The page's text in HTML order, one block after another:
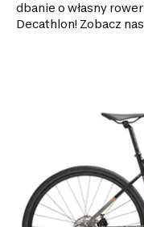
dbanie o własny
Decathlon! Zobacz